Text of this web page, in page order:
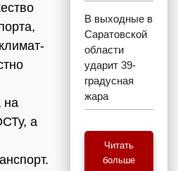
на
а
В выходные в
Саратовской
области
ударит 39-
градусная
жара
Читать
больше